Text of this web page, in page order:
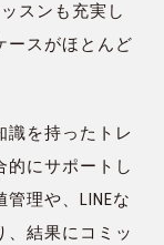
スンも充実し
ースがほとんど
識を持ったトレ
的にサポートし
理や、LINEな
、結果にコミッ